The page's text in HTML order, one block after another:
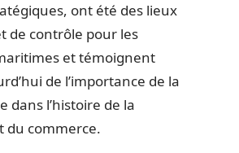
ont été des lieux
de contrôle pour les
et témoignent
de l’importance de la
dans l’histoire de la
du commerce.